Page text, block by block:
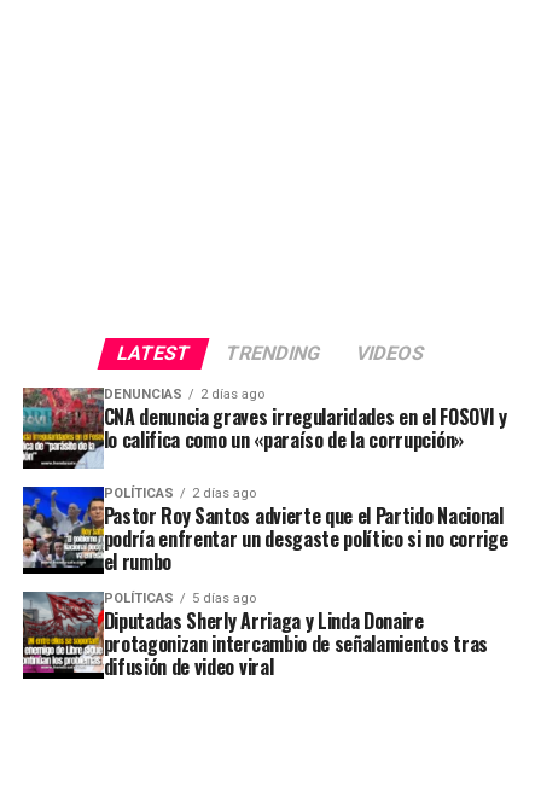
LATEST TRENDING VIDEOS
DENUNCIAS 2 días ago
CNA denuncia graves irregularidades en el FOSOVI y
lo califica como un «paraíso de la corrupción»
POLÍTICAS 2 días ago
Pastor Roy Santos advierte que el Partido Nacional
podría enfrentar un desgaste político si no corrige
el rumbo
POLÍTICAS 5 días ago
Diputadas Sherly Arriaga y Linda Donaire
protagonizan intercambio de señalamientos tras
difusión de video viral